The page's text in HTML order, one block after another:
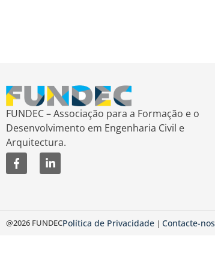
FUNDEC – Associação para a Formação e o
Desenvolvimento em Engenharia Civil e
Arquitectura.
@2026 FUNDECPolítica de Privacidade | Contacte-nos